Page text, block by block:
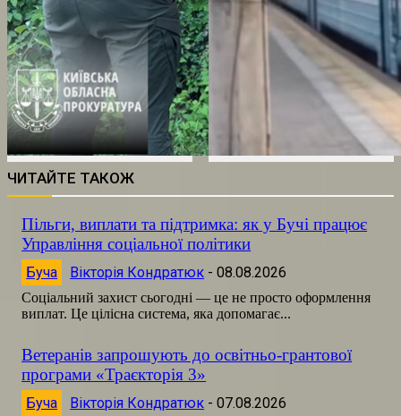
ЧИТАЙТЕ ТАКОЖ
Пільги, виплати та підтримка: як у Бучі працює
Управління соціальної політики
Буча Вікторія Кондратюк - 08.08.2026
Соціальний захист сьогодні — це не просто оформлення
виплат. Це цілісна система, яка допомагає...
Ветеранів запрошують до освітньо-грантової
програми «Траєкторія 3»
Буча Вікторія Кондратюк - 07.08.2026